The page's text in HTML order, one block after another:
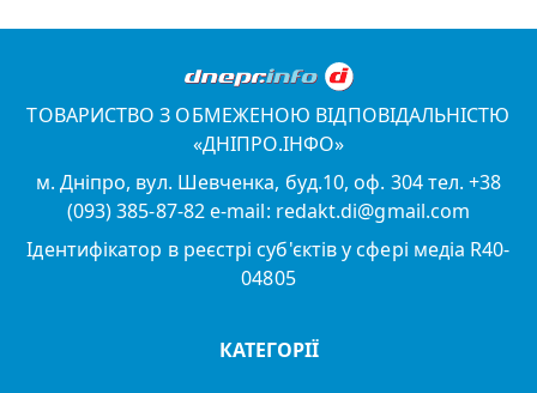
ТОВАРИСТВО З ОБМЕЖЕНОЮ ВІДПОВІДАЛЬНІСТЮ
«ДНІПРО.ІНФО»
м. Дніпро, вул. Шевченка, буд.10, оф. 304 тел. +38
(093) 385-87-82 e-mail: redakt.di@gmail.com
Ідентифікатор в реєстрі суб'єктів у сфері медіа R40-
04805
КАТЕГОРІЇ